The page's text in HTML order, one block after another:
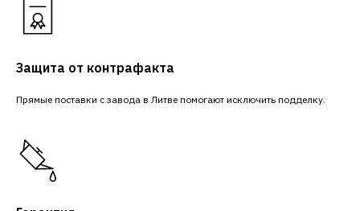
Защита от контрафакта
Прямые поставки с завода в Литве помогают исключить подделку.